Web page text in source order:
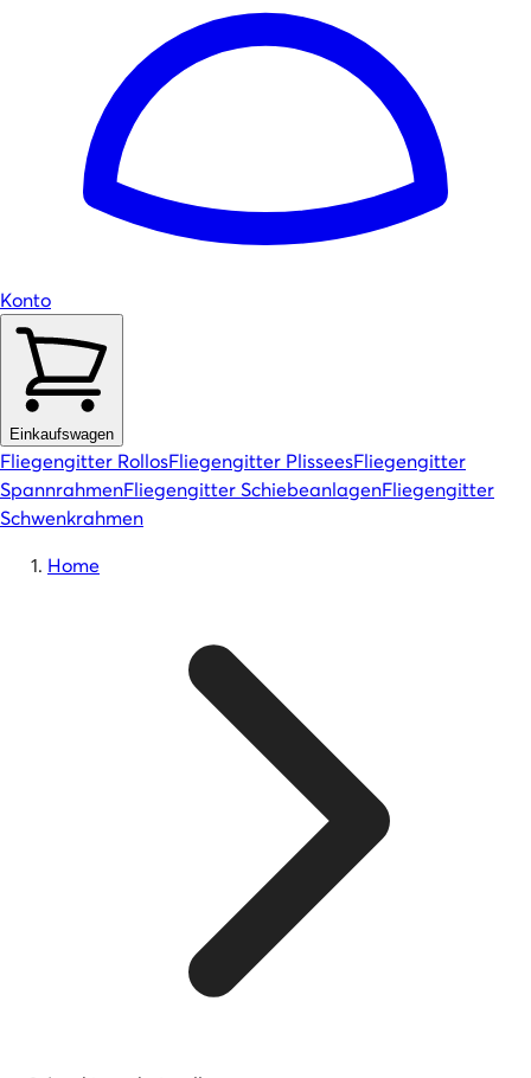
Konto
Einkaufswagen
Fliegengitter RollosFliegengitter PlisseesFliegengitter
SpannrahmenFliegengitter SchiebeanlagenFliegengitter
Schwenkrahmen
Home